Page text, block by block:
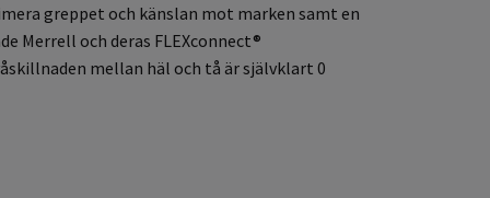
greppet och känslan mot marken samt en
Merrell och deras FLEXconnect®
mellan häl och tå är självklart 0